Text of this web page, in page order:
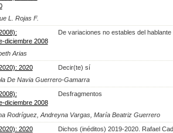
L. Rojas F.
diciembre 2008
De variaciones no estables del hablante
Arias
2020
Decir(te) sí
De Navia Guerrero-Gamarra
diciembre 2008
Desfragmentos
Rodríguez, Andreyna Vargas, María Beatriz Guerrero
2020
Dichos (inéditos) 2019-2020. Rafael